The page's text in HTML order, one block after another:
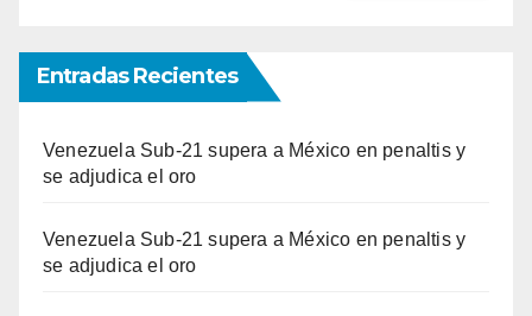
Entradas Recientes
Venezuela Sub-21 supera a México en penaltis y
se adjudica el oro
Venezuela Sub-21 supera a México en penaltis y
se adjudica el oro